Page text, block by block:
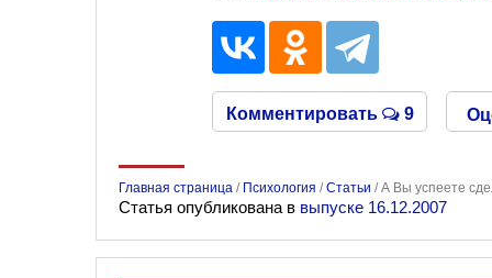
Комментировать 9
Главная страница / Психология /Статьи /А Вы успеете
Статья опубликована в выпуске 16.12.2007